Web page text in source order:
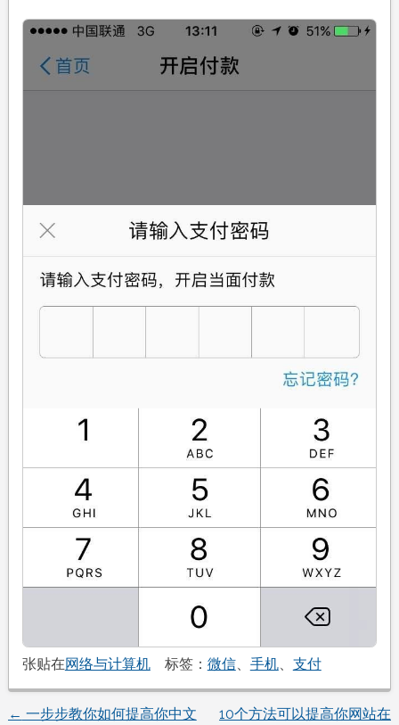
张贴在网络与计算机 标签： 微信、 手机、 支付
← 一步步教你如何提高你中文 10个方法可以提高你网站在